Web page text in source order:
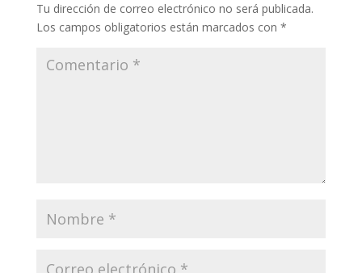
Tu dirección de correo electrónico no será publicada.
Los campos obligatorios están marcados con *